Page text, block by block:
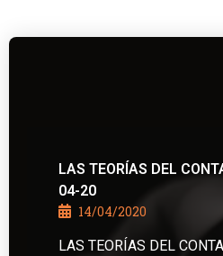
LAS TEORÍAS DEL
04-20
14/04/2020
LAS TEORÍAS DEL